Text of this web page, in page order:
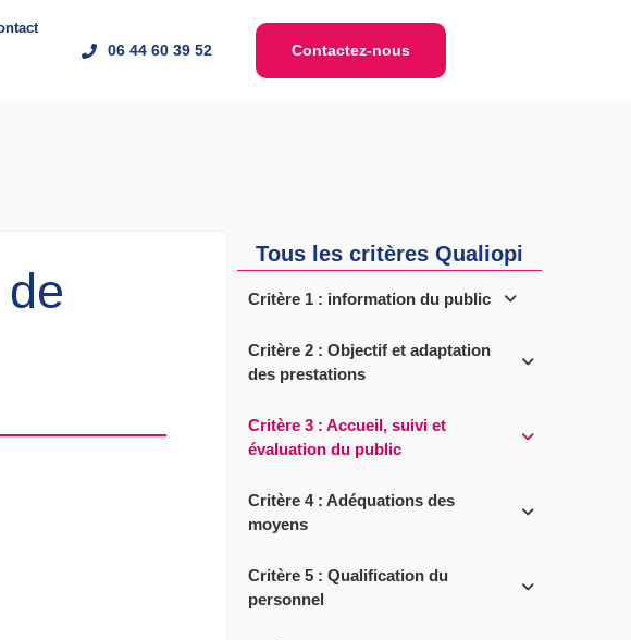
06 44 60 39 52 Contactez-nous
Tous les critères Qualiopi
Critère 1 : information du public
Critère 2 : Objectif et adaptation
des prestations
Critère 3 : Accueil, suivi et
évaluation du public
Critère 4 : Adéquations des
moyens
Critère 5 : Qualification du
personnel